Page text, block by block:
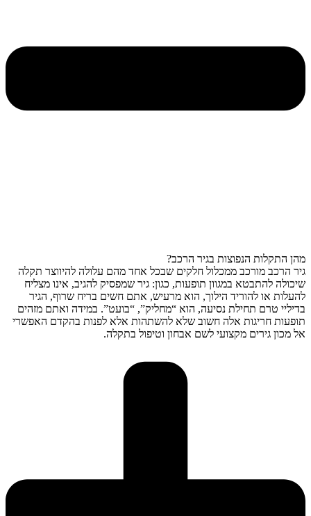
מהן התקלות הנפוצות בגיר הרכב?
גיר הרכב מורכב ממכלול חלקים שבכל אחד מהם עלולה להיווצר תקלה
שיכולה להתבטא במגוון תופעות, כגון: גיר שמפסיק להגיב, אינו מצליח
להעלות או להוריד הילוך, הוא מרעיש, אתם חשים בריח שרוף, הגיר
בדיליי טרם תחילת נסיעה, הוא “מחליק”, “בועט”. במידה ואתם מזהים
תופעות חריגות אלה חשוב שלא להשתהות אלא לפנות בהקדם האפשרי
אל מכון גירים מקצועי לשם אבחון וטיפול בתקלה.